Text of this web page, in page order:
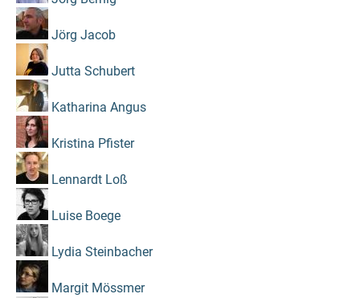
Jörg Jacob
Jutta Schubert
Katharina Angus
Kristina Pfister
Lennardt Loß
Luise Boege
Lydia Steinbacher
Margit Mössmer